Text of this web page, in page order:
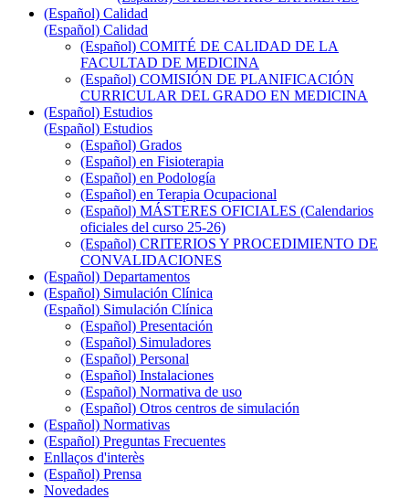
(Español) Calidad
(Español) Calidad
(Español) COMITÉ DE CALIDAD DE LA
FACULTAD DE MEDICINA
(Español) COMISIÓN DE PLANIFICACIÓN
CURRICULAR DEL GRADO EN MEDICINA
(Español) Estudios
(Español) Estudios
(Español) Grados
(Español) en Fisioterapia
(Español) en Podología
(Español) en Terapia Ocupacional
(Español) MÁSTERES OFICIALES (Calendarios
oficiales del curso 25-26)
(Español) CRITERIOS Y PROCEDIMIENTO DE
CONVALIDACIONES
(Español) Departamentos
(Español) Simulación Clínica
(Español) Simulación Clínica
(Español) Presentación
(Español) Simuladores
(Español) Personal
(Español) Instalaciones
(Español) Normativa de uso
(Español) Otros centros de simulación
(Español) Normativas
(Español) Preguntas Frecuentes
Enllaços d'interès
(Español) Prensa
Novedades